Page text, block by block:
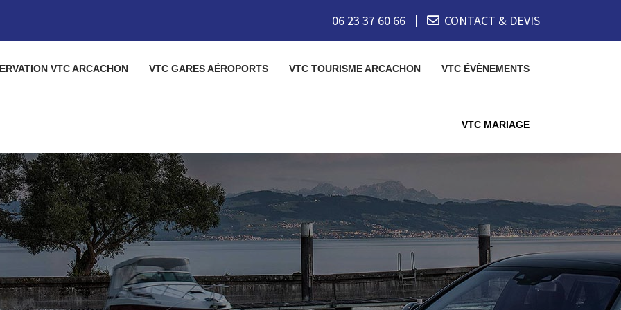
06 23 37 60 66 CONTACT & DEVIS
VTC ARCACHON VTC GARES AÉROPORTS VTC TOURISME ARCACHON VTC ÉVÈNEMENTS
VTC MARIAGE